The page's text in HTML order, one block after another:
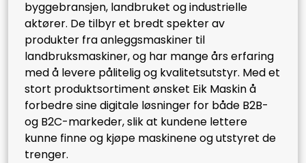
byggebransjen, landbruket og industrielle
aktører. De tilbyr et bredt spekter av
produkter fra anleggsmaskiner til
landbruksmaskiner, og har mange års erfaring
med å levere pålitelig og kvalitetsutstyr. Med et
stort produktsortiment ønsket Eik Maskin å
forbedre sine digitale løsninger for både B2B-
og B2C-markeder, slik at kundene lettere
kunne finne og kjøpe maskinene og utstyret de
trenger.